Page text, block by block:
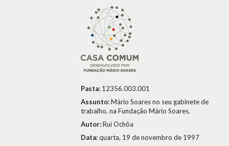
Pasta: 12356.003.001
Assunto:Mário Soares no seu gabinete de
trabalho, na Fundação Mário Soares.
Autor:Rui Ochôa
Data:quarta, 19 de novembro de 1997